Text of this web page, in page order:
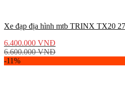
Xe đạp địa hình mtb TRINX TX20
6.400.000 VNĐ
6.600.000VNĐ
-11%